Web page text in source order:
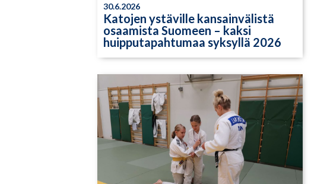
30.6.2026
Katojen ystäville kansainvälistä
osaamista Suomeen – kaksi
huipputapahtumaa syksyllä 2026